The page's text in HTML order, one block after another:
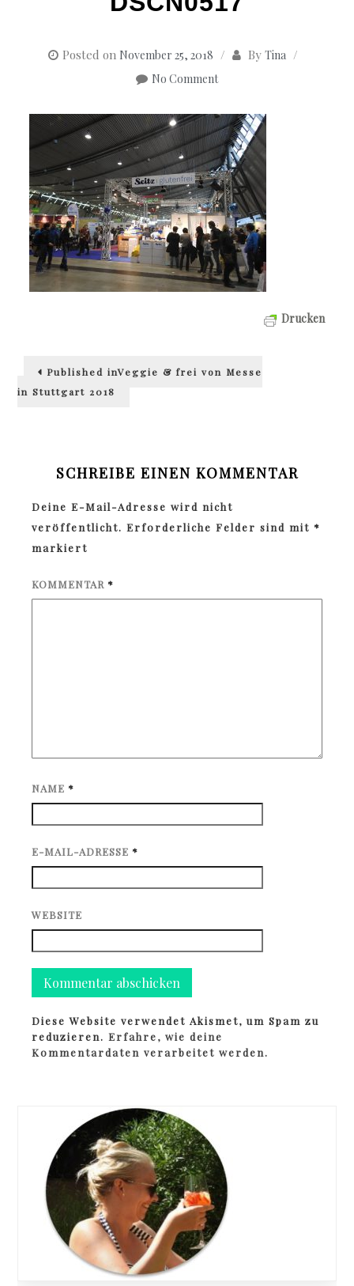
Posted on November 25, 2018 By Tina
No Comment
Drucken
Beitragsnavigation
Published inVeggie & frei von Messe
in Stuttgart 2018
SCHREIBE EINEN KOMMENTAR
Deine E-Mail-Adresse wird nicht
veröffentlicht. Erforderliche Felder sind mit *
markiert
KOMMENTAR *
NAME *
E-MAIL-ADRESSE *
WEBSITE
Diese Website verwendet Akismet, um Spam zu
reduzieren.Erfahre, wie deine
Kommentardaten verarbeitet werden.